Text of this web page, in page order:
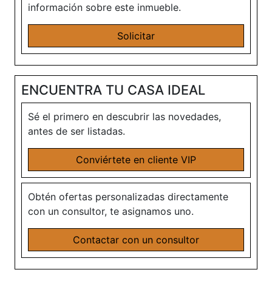
información sobre este inmueble.
Solicitar
ENCUENTRA TU CASA IDEAL
Sé el primero en descubrir las novedades,
antes de ser listadas.
Conviértete en cliente VIP
Obtén ofertas personalizadas directamente
con un consultor, te asignamos uno.
Contactar con un consultor